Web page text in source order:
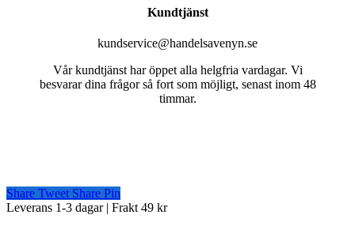
Kundtjänst
kundservice@handelsavenyn.se
Vår kundtjänst har öppet alla helgfria vardagar. Vi
besvarar dina frågor så fort som möjligt, senast inom 48
timmar.
Share Tweet Share Pin
Close
Leverans 1-3 dagar | Frakt 49 kr